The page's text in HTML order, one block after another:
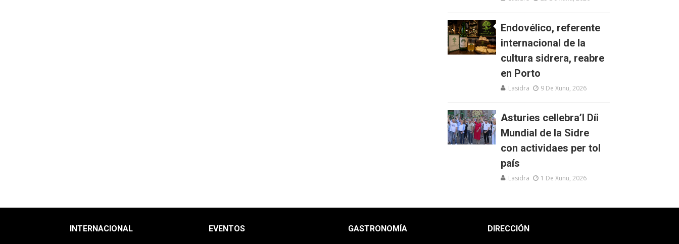
Endovélico, referente
internacional de la
cultura sidrera, reabre
en Porto
Lasidra 9 De Xunu, 2026
Asturies cellebra’l Díi
Mundial de la Sidre
con actividaes per tol
país
Lasidra 1 De Xunu, 2026
INTERNACIONAL EVENTOS GASTRONOMÍA DIRECCIÓN